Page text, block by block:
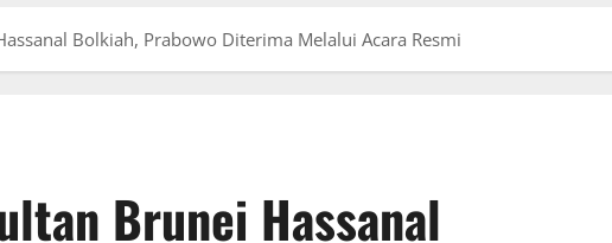
Bolkiah, Prabowo Diterima Melalui Acara Resmi
Brunei Hassanal